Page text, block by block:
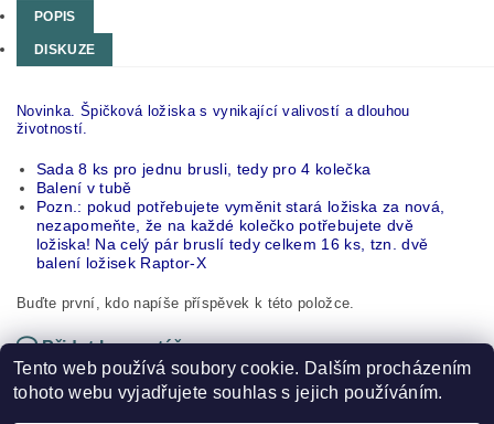
POPIS
DISKUZE
Novinka. Špičková ložiska s vynikající valivostí a dlouhou
životností.
Sada 8 ks pro jednu brusli, tedy pro 4 kolečka
Balení v tubě
Pozn.: pokud potřebujete vyměnit stará ložiska za nová,
nezapomeňte, že na každé kolečko potřebujete dvě
ložiska! Na celý pár bruslí tedy celkem 16 ks, tzn. dvě
balení ložisek Raptor-X
Buďte první, kdo napíše příspěvek k této položce.
Přidat komentář
Tento web používá soubory cookie. Dalším procházením
tohoto webu vyjadřujete souhlas s jejich používáním.